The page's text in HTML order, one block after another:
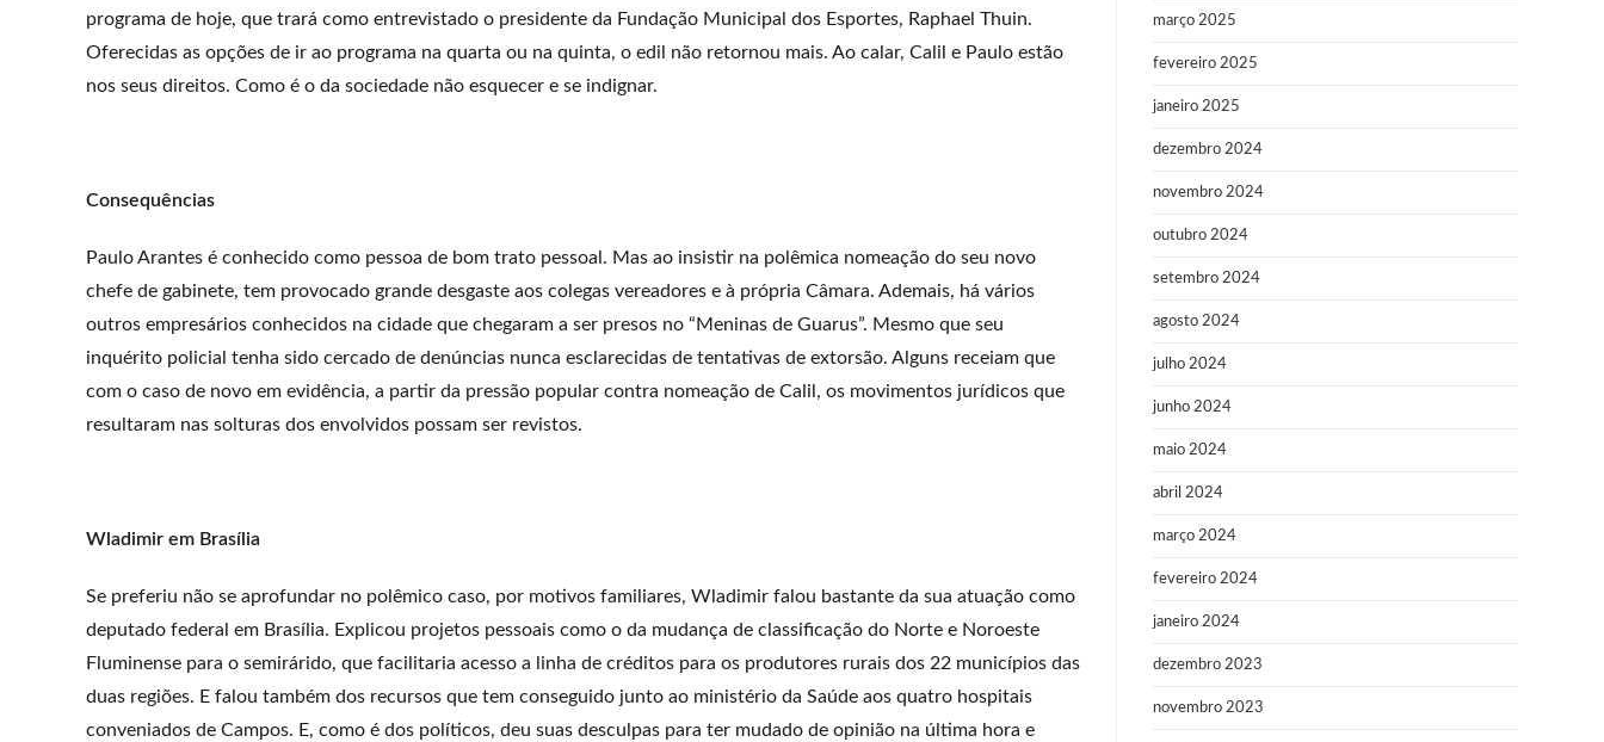
programa de hoje, que trará como entrevistado o presidente da Fundação Municipal dos Esportes, Raphael Thuin.
Oferecidas as opções de ir ao programa na quarta ou na quinta, o edil não retornou mais. Ao calar, Calil e Paulo estão
nos seus direitos. Como é o da sociedade não esquecer e se indignar.
Consequências
Paulo Arantes é conhecido como pessoa de bom trato pessoal. Mas ao insistir na polêmica nomeação do seu novo
chefe de gabinete, tem provocado grande desgaste aos colegas vereadores e à própria Câmara. Ademais, há vários
outros empresários conhecidos na cidade que chegaram a ser presos no “Meninas de Guarus”. Mesmo que seu
inquérito policial tenha sido cercado de denúncias nunca esclarecidas de tentativas de extorsão. Alguns receiam que
com o caso de novo em evidência, a partir da pressão popular contra nomeação de Calil, os movimentos jurídicos que
resultaram nas solturas dos envolvidos possam ser revistos.
Wladimir em Brasília
Se preferiu não se aprofundar no polêmico caso, por motivos familiares, Wladimir falou bastante da sua atuação como
deputado federal em Brasília. Explicou projetos pessoais como o da mudança de classificação do Norte e Noroeste
Fluminense para o semirárido, que facilitaria acesso a linha de créditos para os produtores rurais dos 22 municípios das
duas regiões. E falou também dos recursos que tem conseguido junto ao ministério da Saúde aos quatro hospitais
conveniados de Campos. E, como é dos políticos, deu suas desculpas para ter mudado de opinião na última hora e
março 2025
fevereiro 2025
janeiro 2025
dezembro 2024
novembro 2024
outubro 2024
setembro 2024
agosto 2024
julho 2024
junho 2024
maio 2024
abril 2024
março 2024
fevereiro 2024
janeiro 2024
dezembro 2023
novembro 2023